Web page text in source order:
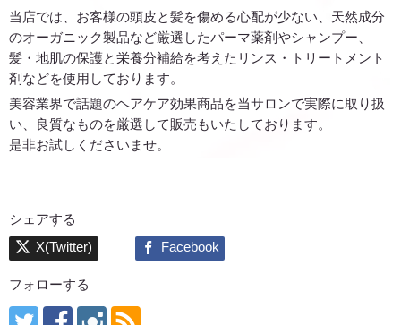
当店では、お客様の頭皮と髪を傷める心配が少ない、天然成分
のオーガニック製品など厳選したパーマ薬剤やシャンプー、
髪・地肌の保護と栄養分補給を考えたリンス・トリートメント
剤などを使用しております。
美容業界で話題のヘアケア効果商品を当サロンで実際に取り扱
い、良質なものを厳選して販売もいたしております。
是非お試しくださいませ。
シェアする
フォローする